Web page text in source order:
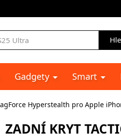
Gadgety Smart
Hyperstealth pro Apple
ZADNÍ KRYT